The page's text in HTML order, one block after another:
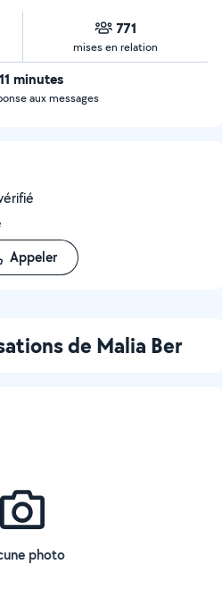
771
mises en relation
11 minutes
aux messages
Appeler
de Malia Ber
photo